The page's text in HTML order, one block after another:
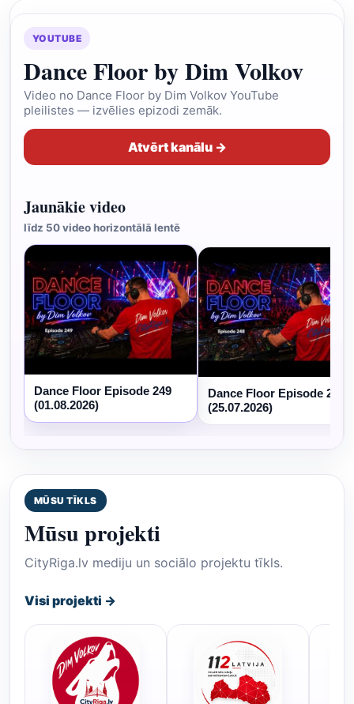
YOUTUBE
Dance Floor by Dim Volkov
Video no Dance Floor by Dim Volkov YouTube
pleilistes — izvēlies epizodi zemāk.
Atvērt kanālu →
Jaunākie video
līdz 50 video horizontālā lentē
Dance Floor Episode 249
(01.08.2026)
Dance Floor Episode 248
(25.07.2026)
MŪSU TĪKLS
Mūsu projekti
CityRiga.lv mediju un sociālo projektu tīkls.
Visi projekti →